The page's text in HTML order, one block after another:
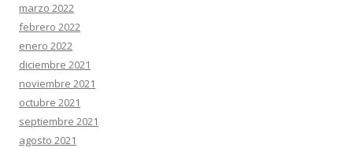
marzo 2022
febrero 2022
enero 2022
diciembre 2021
noviembre 2021
octubre 2021
septiembre 2021
agosto 2021